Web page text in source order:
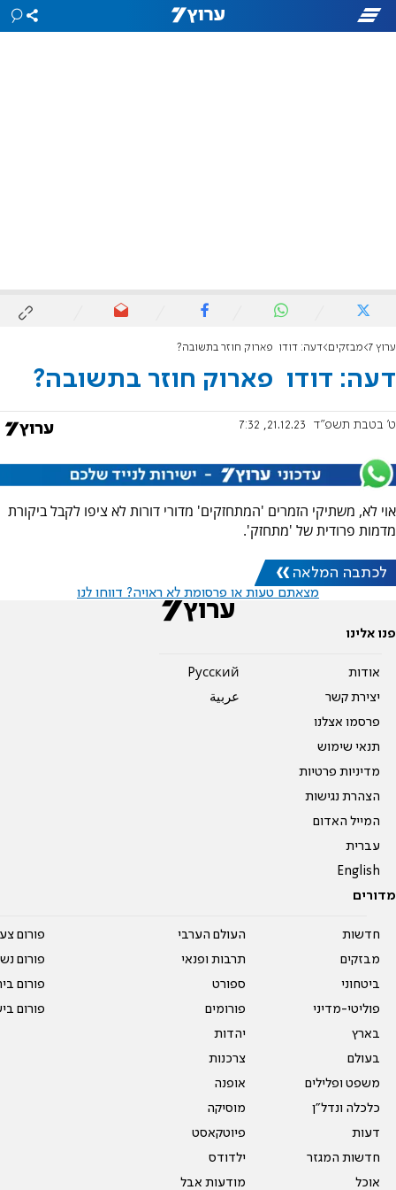
ערוץ 7 מבזקים דעה: דודו פארוק חוזר בתשובה?
דעה: דודו פארוק חוזר בתשובה?
ט' בטבת תשפ"ד 21.12.23, 7:32
אוי לא, משתיקי הזמרים 'המתחזקים' מדורי דורות לא ציפו לקבל ביקורת
מדמות פרודית של 'מתחזק'.
לכתבה המלאה
מצאתם טעות או פרסומת לא ראויה? דווחו לנו
פנו אלינו
אודות
יצירת קשר
פרסמו אצלנו
תנאי שימוש
מדיניות פרטיות
הצהרת נגישות
המייל האדום
עברית
English
Pусский
عربية
מדורים
חדשות
מבזקים
ביטחוני
פוליטי-מדיני
בארץ
בעולם
משפט ופלילים
כלכלה ונדל"ן
דעות
חדשות המגזר
אוכל
העולם הערבי
תרבות ופנאי
ספורט
פורומים
יהדות
צרכנות
אופנה
מוסיקה
פיוטקאסט
ילדודס
מודעות אבל
פורום
פורום
פורום
פורום